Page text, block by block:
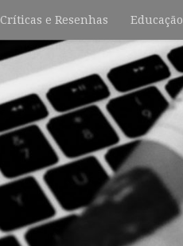
Críticas e Resenhas Educação